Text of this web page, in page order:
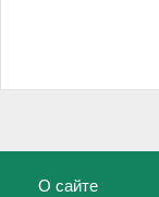
О сайте